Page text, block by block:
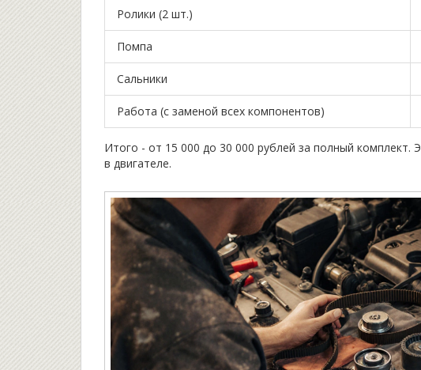
Ролики (2 шт.)
Помпа
Сальники
Работа (с заменой всех компонентов)
Итого - от 15 000 до 30 000 рублей за полный
в двигателе.